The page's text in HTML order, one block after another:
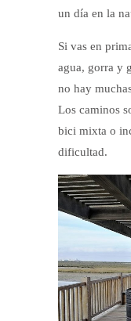
un día en la
Si vas en
agua, gorra y
no hay
Los caminos
bici mixta o
dificultad.